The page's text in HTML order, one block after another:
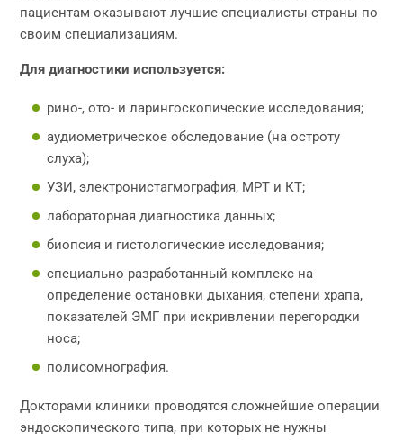
пациентам оказывают лучшие специалисты страны по
своим специализациям.
Для диагностики используется:
рино-, ото- и ларингоскопические исследования;
аудиометрическое обследование (на остроту
слуха);
УЗИ, электронистагмография, МРТ и КТ;
лабораторная диагностика данных;
биопсия и гистологические исследования;
специально разработанный комплекс на
определение остановки дыхания, степени храпа,
показателей ЭМГ при искривлении перегородки
носа;
полисомнография.
Докторами клиники проводятся сложнейшие операции
эндоскопического типа, при которых не нужны